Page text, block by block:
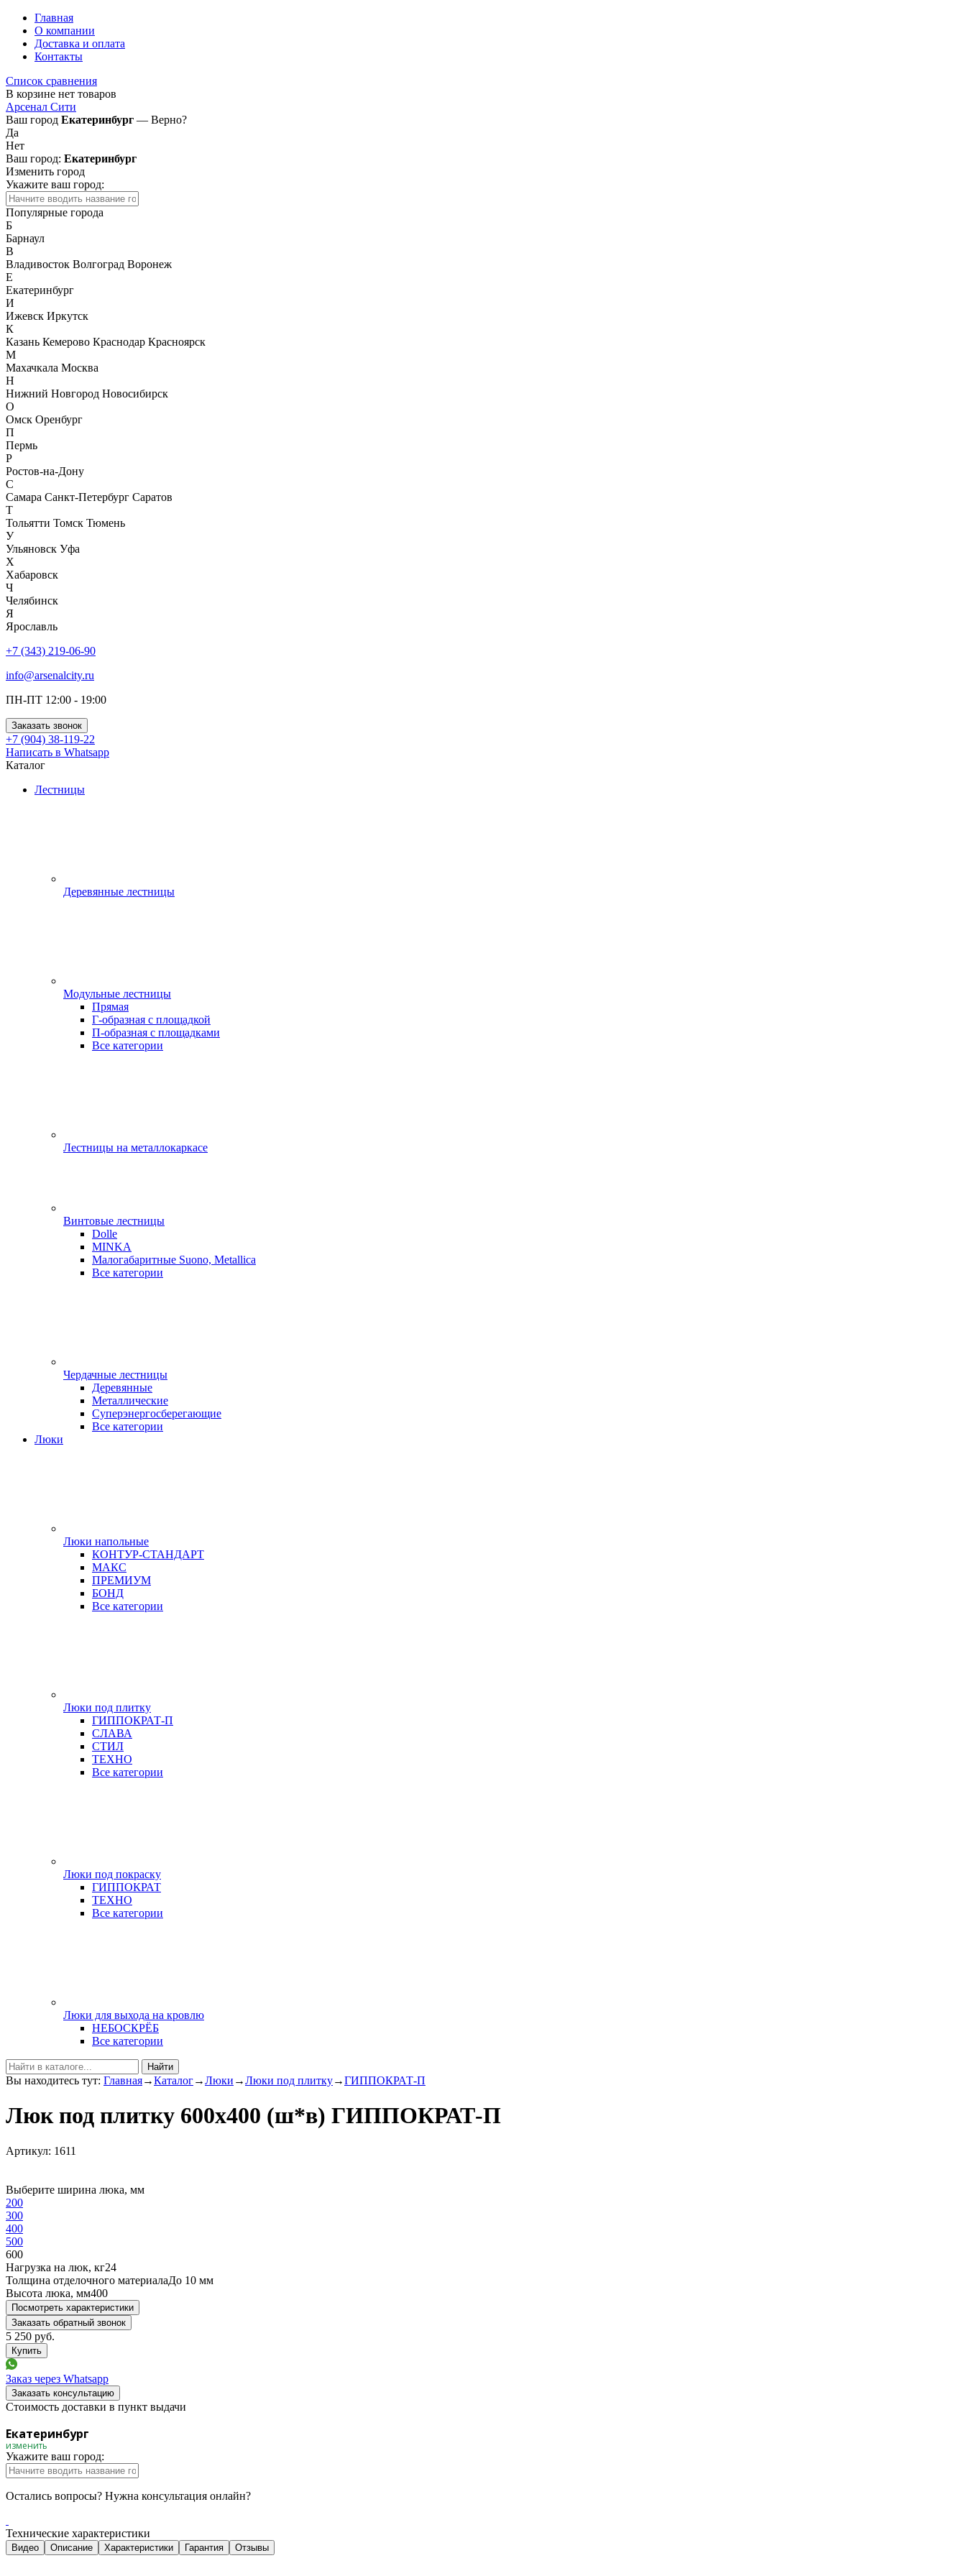
Главная
О компании
Доставка и оплата
Контакты
Список сравнения
В корзине нет товаров
Арсенал Сити
Ваш город Екатеринбург — Верно?
Да
Нет
Ваш город: Екатеринбург
Изменить город
Укажите ваш город:
Популярные города
Б
Барнаул
В
Владивосток Волгоград Воронеж
Е
Екатеринбург
И
Ижевск Иркутск
К
Казань Кемерово Краснодар Красноярск
М
Махачкала Москва
Н
Нижний Новгород Новосибирск
О
Омск Оренбург
П
Пермь
Р
Ростов-на-Дону
С
Самара Санкт-Петербург Саратов
Т
Тольятти Томск Тюмень
У
Ульяновск Уфа
Х
Хабаровск
Ч
Челябинск
Я
Ярославль
+7 (343) 219-06-90
info@arsenalcity.ru
ПН-ПТ 12:00 - 19:00
Заказать звонок
+7 (904) 38-119-22
Написать в Whatsapp
Каталог
Лестницы
Деревянные лестницы
Модульные лестницы
Прямая
Г-образная с площадкой
П-образная с площадками
Все категории
Лестницы на металлокаркасе
Винтовые лестницы
Dolle
MINKA
Малогабаритные Suono, Metallica
Все категории
Чердачные лестницы
Деревянные
Металлические
Суперэнергосберегающие
Все категории
Люки
Люки напольные
КОНТУР-СТАНДАРТ
МАКС
ПРЕМИУМ
БОНД
Все категории
Люки под плитку
ГИППОКРАТ-П
СЛАВА
СТИЛ
ТЕХНО
Все категории
Люки под покраску
ГИППОКРАТ
ТЕХНО
Все категории
Люки для выхода на кровлю
НЕБОСКРЁБ
Все категории
Найти
Вы находитесь тут: Главная→Каталог→Люки →Люки под плитку→ГИППОКРАТ-П
Люк под плитку 600х400 (ш*в) ГИППОКРАТ-П
Артикул: 1611
Выберите ширина люка, мм
200
300
400
500
600
Нагрузка на люк, кг24
Толщина отделочного материалаДо 10 мм
Высота люка, мм400
Посмотреть характеристики
Заказать обратный звонок
5 250 руб.
Заказ через Whatsapp
Заказать консультацию
Стоимость доставки в пункт выдачи
Екатеринбург
изменить
Укажите ваш город:
Остались вопросы? Нужна консультация онлайн?
Технические характеристики
Видео Описание Характеристики Гарантия Отзывы